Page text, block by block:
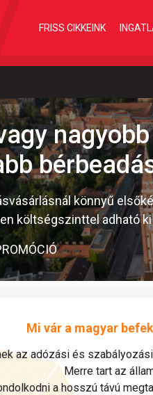
FRISS CIKKEINK
könnyű
költségszinttel adható ki
Mi vár a magyar
az adózási és
Merre tart az
a hosszú távú